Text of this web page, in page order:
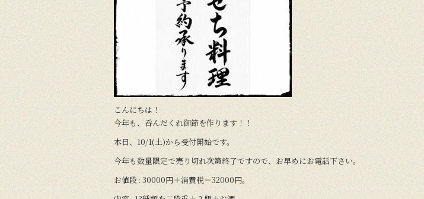
こんにちは！
今年も、呑んだくれ御節を作ります！！
本日、10/1(土)から受付開始です。
今年も数量限定で売り切れ次第終了ですので、お早めにお電話下さい。
お値段 : 30000円＋消費税＝32000円。